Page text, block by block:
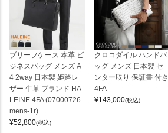
ブリーフケース 本革 ビ
ジネスバッグ メンズ A
4 2way 日本製 姫路レ
ザー 牛革 ブランド HA
LEINE 4FA (07000726-
mens-1r)
¥52,800(税込)
クロコダイル ハンドバ
ッグ メンズ 日本製 セ
ンター取り 保証書 付き
4FA
¥143,000(税込)